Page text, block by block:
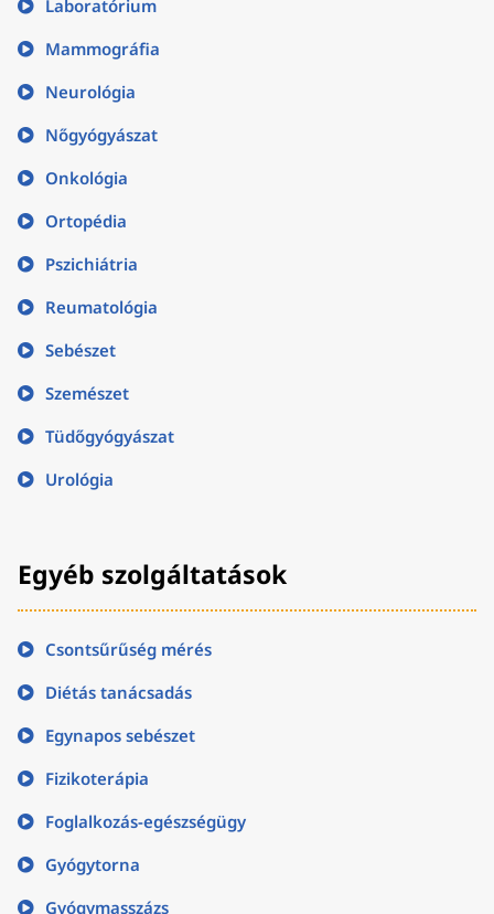
Laboratórium
Mammográfia
Neurológia
Nőgyógyászat
Onkológia
Ortopédia
Pszichiátria
Reumatológia
Sebészet
Szemészet
Tüdőgyógyászat
Urológia
Egyéb szolgáltatások
Csontsűrűség mérés
Diétás tanácsadás
Egynapos sebészet
Fizikoterápia
Foglalkozás-egészségügy
Gyógytorna
Gyógymasszázs